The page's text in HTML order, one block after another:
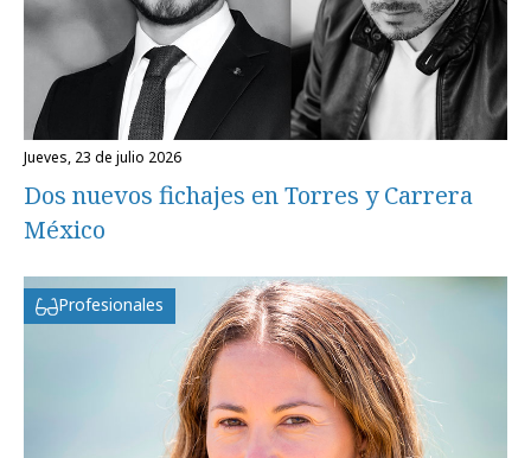
jueves, 23 de julio 2026
Dos nuevos fichajes en Torres y Carrera
México
Profesionales